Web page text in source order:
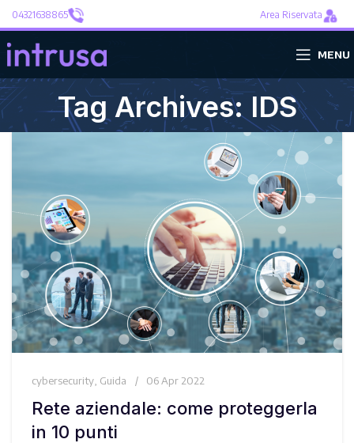
04321638865 Area Riservata
MENU
Tag Archives: IDS
cybersecurity Guida 06 Apr 2022
Rete aziendale: come proteggerla
in 10 punti